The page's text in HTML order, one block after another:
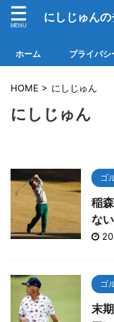
にしじゅん
ホーム プライバシ
HOME > にしじゅん
にしじゅん
ゴ
稲
な
ゴ
末